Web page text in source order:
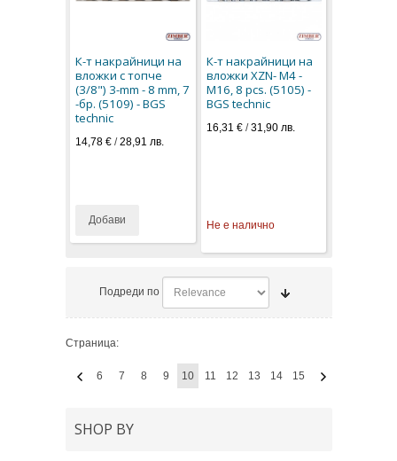
К-т накрайници на
вложки с топче
(3/8") 3-mm - 8 mm, 7
-бр. (5109) - BGS
technic
14,78 € /28,91 лв.
Добави
К-т накрайници на
вложки XZN- M4 -
M16, 8 pcs. (5105) -
BGS technic
16,31 €/31,90 лв.
Не е налично
Подреди по
Страница:
6 7 8 9 10 11 12 13 14 15
SHOP BY